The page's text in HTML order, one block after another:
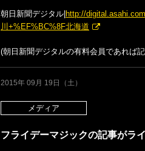
朝日新聞デジタル|http://
川+%EF%BC%8F北海道
(朝日新聞デジタルの有料会員であれば
2015年 09月 19日（土）
メディア
フライデーマジックの記事がラ